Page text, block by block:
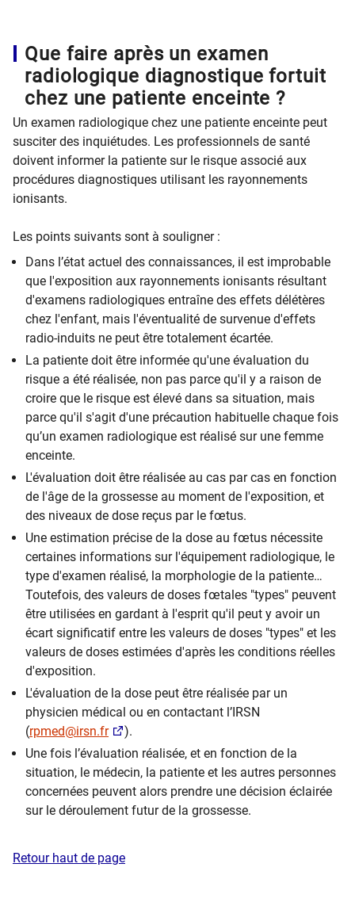
Que faire après un examen
radiologique diagnostique fortuit
chez une patiente enceinte ?
Un examen radiologique chez une patiente enceinte peut
susciter des inquiétudes. Les professionnels de santé
doivent informer la patiente sur le risque associé aux
procédures diagnostiques utilisant les rayonnements
ionisants.
Les points suivants sont à souligner :
Dans l’état actuel des connaissances, il est improbable
que l'exposition aux rayonnements ionisants résultant
d'examens radiologiques entraîne des effets délétères
chez l'enfant, mais l'éventualité de survenue d'effets
radio-induits ne peut être totalement écartée.
La patiente doit être informée qu'une évaluation du
risque a été réalisée, non pas parce qu'il y a raison de
croire que le risque est élevé dans sa situation, mais
parce qu'il s'agit d'une précaution habituelle chaque fois
qu’un examen radiologique est réalisé sur une femme
enceinte.
L'évaluation doit être réalisée au cas par cas en fonction
de l'âge de la grossesse au moment de l'exposition, et
des niveaux de dose reçus par le fœtus.
Une estimation précise de la dose au fœtus nécessite
certaines informations sur l'équipement radiologique, le
type d'examen réalisé, la morphologie de la patiente…
Toutefois, des valeurs de doses fœtales "types" peuvent
être utilisées en gardant à l'esprit qu'il peut y avoir un
écart significatif entre les valeurs de doses "types" et les
valeurs de doses estimées d'après les conditions réelles
d'exposition.
L'évaluation de la dose peut être réalisée par un
physicien médical ou en contactant l’IRSN
(rpmed@irsn.fr
).
Une fois l’évaluation réalisée, et en fonction de la
situation, le médecin, la patiente et les autres personnes
concernées peuvent alors prendre une décision éclairée
sur le déroulement futur de la grossesse.
Retour haut de page